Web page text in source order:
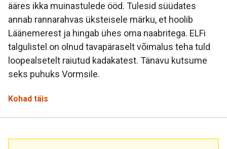
ääres ikka muinastulede ööd. Tulesid süüdates
annab rannarahvas üksteisele märku, et hoolib
Läänemerest ja hingab ühes oma naabritega. ELFi
talgulistel on olnud tavapäraselt võimalus teha tuld
loopealsetelt raiutud kadakatest. Tänavu kutsume
seks puhuks Vormsile.
Kohad täis